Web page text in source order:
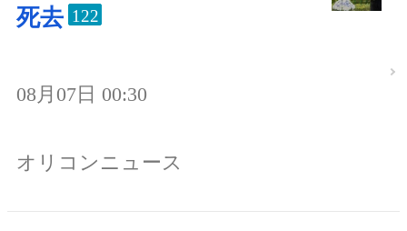
死去 122
08月07日 00:30
オリコンニュース